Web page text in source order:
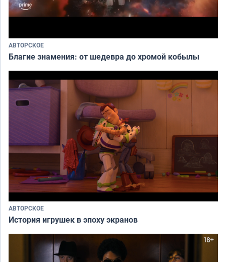
АВТОРСКОЕ
Благие знамения: от шедевра до хромой кобылы
АВТОРСКОЕ
История игрушек в эпоху экранов